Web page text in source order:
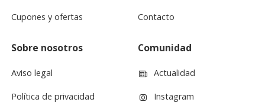
Cupones y ofertas Contacto
Sobre nosotros
Aviso legal
Política de privacidad
Comunidad
Actualidad
Instagram